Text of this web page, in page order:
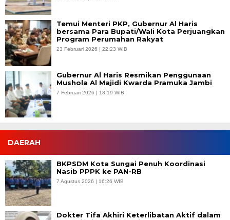
Temui Menteri PKP, Gubernur Al Haris
bersama Para Bupati/Wali Kota Perjuangkan
Program Perumahan Rakyat
23 Februari 2026 | 22:23 WIB
Gubernur Al Haris Resmikan Penggunaan
Mushola Al Majidi Kwarda Pramuka Jambi
7 Februari 2026 | 18:19 WIB
DAERAH
BKPSDM Kota Sungai Penuh Koordinasi
Nasib PPPK ke PAN-RB
7 Agustus 2026 | 16:26 WIB
Dokter Tifa Akhiri Keterlibatan Aktif dalam